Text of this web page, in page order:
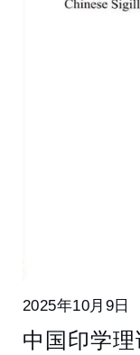
2025年10月9日
中国印学